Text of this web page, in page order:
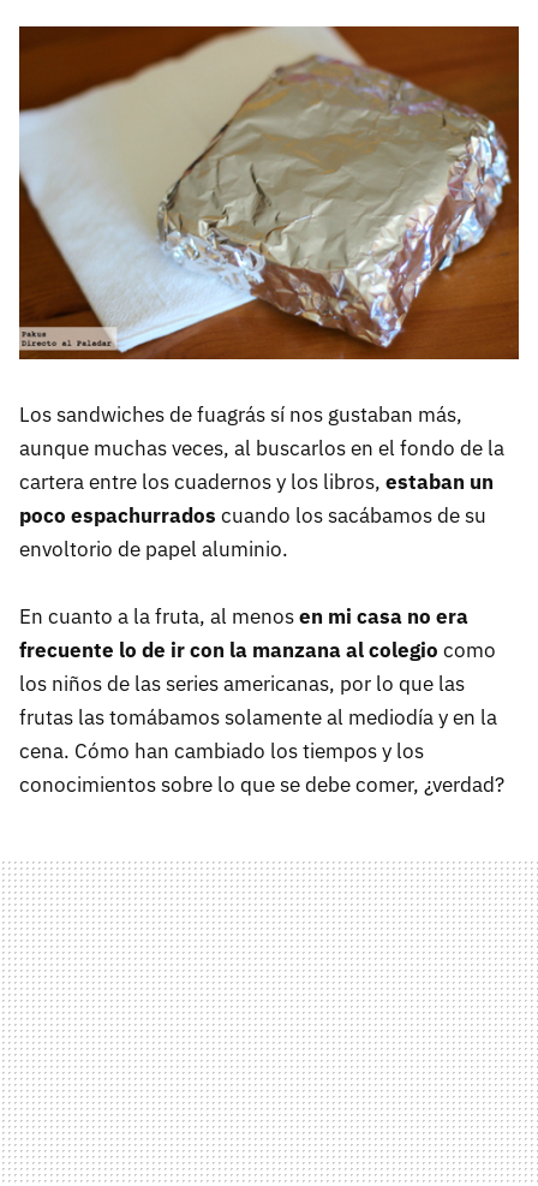
Los sandwiches de fuagrás sí nos gustaban más,
aunque muchas veces, al buscarlos en el fondo de la
cartera entre los cuadernos y los libros, estaban un
poco espachurrados cuando los sacábamos de su
envoltorio de papel aluminio.
En cuanto a la fruta, al menosen mi casa no era
frecuente lo de ir con la manzana al colegio como
los niños de las series americanas, por lo que las
frutas las tomábamos solamente al mediodía y en la
cena. Cómo han cambiado los tiempos y los
conocimientos sobre lo que se debe comer, ¿verdad?